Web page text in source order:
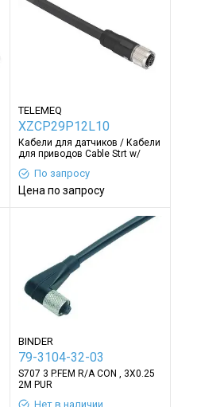
TELEMEQ
XZCP29P12L10
Кабели для датчиков / Кабели
для приводов Cable Strt w/
По запросу
Цена по запросу
BINDER
79-3104-32-03
S707 3 P.FEM R/A CON , 3X0.25
2M PUR
Нет в наличии